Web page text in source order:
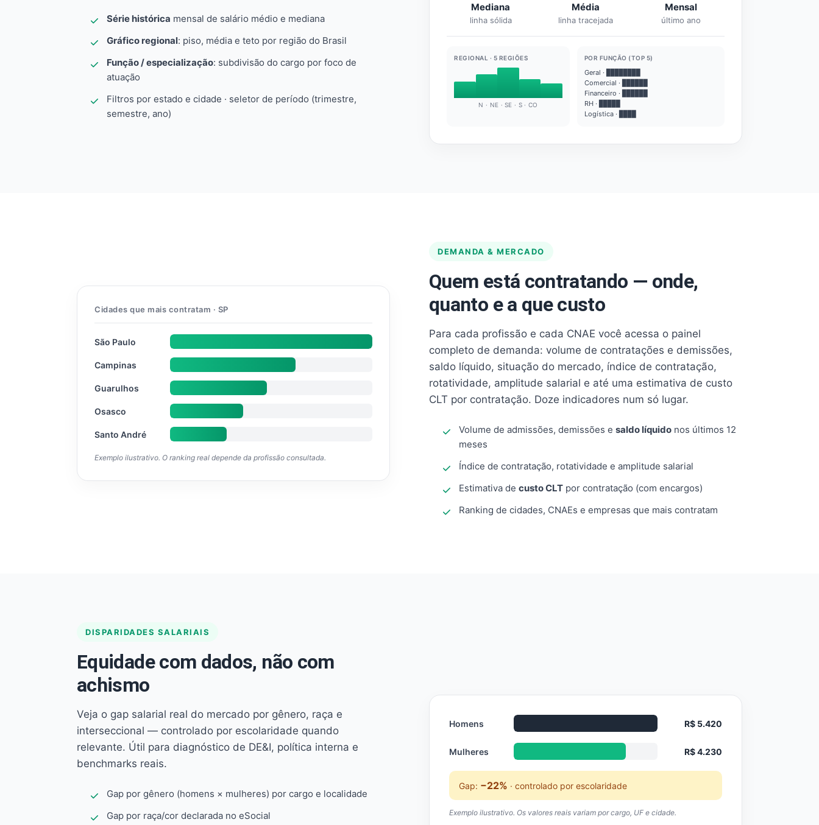
Série histórica mensal de salário médio e mediana
Gráfico regional: piso, média e teto por região do Brasil
Função / especialização: subdivisão do cargo por foco de
atuação
Filtros por estado e cidade · seletor de período (trimestre,
semestre, ano)
Mediana
linha sólida
Média
linha tracejada
Mensal
último ano
REGIONAL · 5 REGIÕES
N · NE · SE · S · CO
POR FUNÇÃO (TOP 5)
Geral · ████████
Comercial · ██████
Financeiro · ██████
RH · █████
Logística · ████
DEMANDA & MERCADO
Quem está contratando — onde,
quanto e a que custo
Para cada profissão e cada CNAE você acessa o painel
completo de demanda: volume de contratações e demissões,
saldo líquido, situação do mercado, índice de contratação,
rotatividade, amplitude salarial e até uma estimativa de custo
CLT por contratação. Doze indicadores num só lugar.
Volume de admissões, demissões e saldo líquido nos últimos 12
meses
Índice de contratação, rotatividade e amplitude salarial
Estimativa de custo CLT por contratação (com encargos)
Ranking de cidades, CNAEs e empresas que mais contratam
Cidades que mais contratam · SP
São Paulo
Campinas
Guarulhos
Osasco
Santo André
Exemplo ilustrativo. O ranking real depende da profissão consultada.
DISPARIDADES SALARIAIS
Equidade com dados, não com
achismo
Veja o gap salarial real do mercado por gênero, raça e
interseccional — controlado por escolaridade quando
relevante. Útil para diagnóstico de DE&I, política interna e
benchmarks reais.
Gap por gênero (homens × mulheres) por cargo e localidade
Gap por raça/cor declarada no eSocial
Homens R$ 5.420
Mulheres R$ 4.230
Gap: −22% · controlado por escolaridade
Exemplo ilustrativo. Os valores reais variam por cargo, UF e cidade.